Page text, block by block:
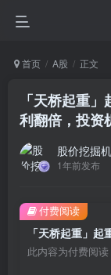
首页 A股 正文
「天桥起重
利翻倍，投资
股价挖掘机
1年前发布
此内容为付费阅
付费阅读